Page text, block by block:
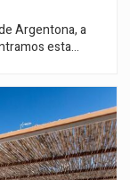
Argentona, a
esta
terraza y
bañera de
– Habitación